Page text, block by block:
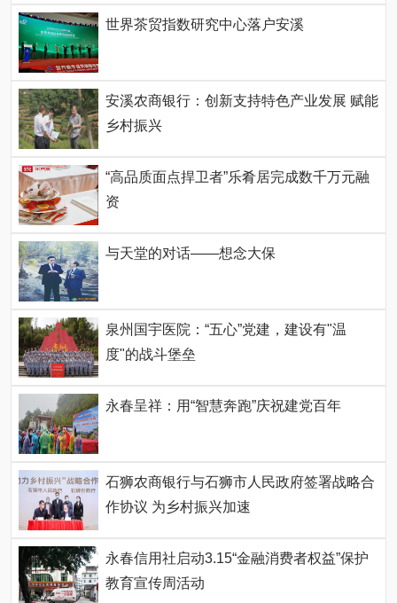
世界茶贸指数研究中心落户安溪
安溪农商银行：创新支持特色产业发展 赋能
乡村振兴
“高品质面点捍卫者”乐肴居完成数千万元融
资
与天堂的对话——想念大保
泉州国宇医院：“五心”党建，建设有"温
度"的战斗堡垒
永春呈祥：用“智慧奔跑”庆祝建党百年
石狮农商银行与石狮市人民政府签署战略合
作协议 为乡村振兴加速
永春信用社启动3.15“金融消费者权益”保护
教育宣传周活动